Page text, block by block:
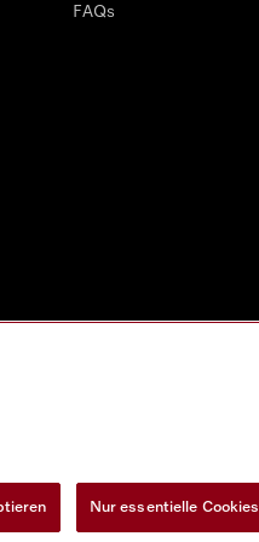
FAQs
Nur essentielle Cookies